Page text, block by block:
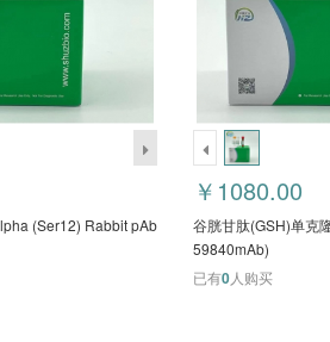
(Ser12) Rabbit pAb
￥1080.00
谷胱甘肽(GSH)单克
59840mAb)
已有0人购买